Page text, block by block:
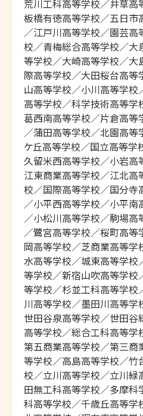
荒川工科高等学校／井草
板橋有徳高等学校／五日市
／江戸川高等学校／園芸
校／青梅総合高等学校／大
等学校／大崎高等学校／大
際高等学校／大田桜台高
山高等学校／小川高等学
高等学校／科学技術高等
葛西南高等学校／片倉高等
／蒲田高等学校／北園高
ケ丘高等学校／国立高等
久留米西高等学校／小岩
江東商業高等学校／江北
校／国際高等学校／国分寺
／小平西高等学校／小平
／小松川高等学校／駒場
／鷺宮高等学校／桜町高
岡高等学校／芝商業高等
水高等学校／城東高等学校
等学校／新宿山吹高等学校
等学校／杉並工科高等学
川高等学校／墨田川高等
世田谷泉高等学校／世田
高等学校／総合工科高等
第五商業高等学校／第三商
等学校／高島高等学校／竹
校／立川高等学校／立川
田無工科高等学校／多摩
科高等学校／千歳丘高等学